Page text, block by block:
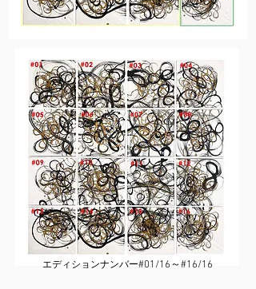
エディションナンバー#01/16～#16/16